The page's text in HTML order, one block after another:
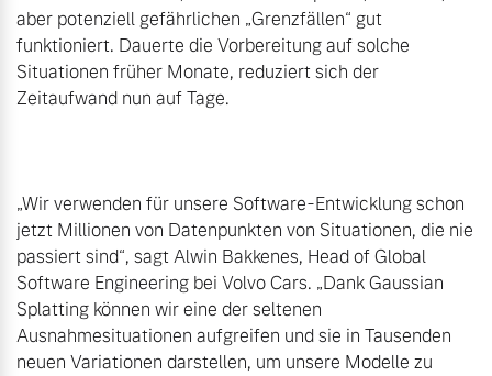
aber potenziell gefährlichen „Grenzfällen“ gut
funktioniert. Dauerte die Vorbereitung auf solche
Situationen früher Monate, reduziert sich der
Zeitaufwand nun auf Tage.
„Wir verwenden für unsere Software-Entwicklung schon
jetzt Millionen von Datenpunkten von Situationen, die nie
passiert sind“, sagt Alwin Bakkenes, Head of Global
Software Engineering bei Volvo Cars. „Dank Gaussian
Splatting können wir eine der seltenen
Ausnahmesituationen aufgreifen und sie in Tausenden
neuen Variationen darstellen, um unsere Modelle zu